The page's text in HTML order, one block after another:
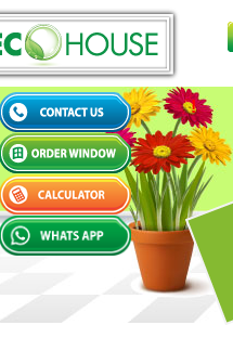
TO ECO HOUSE !